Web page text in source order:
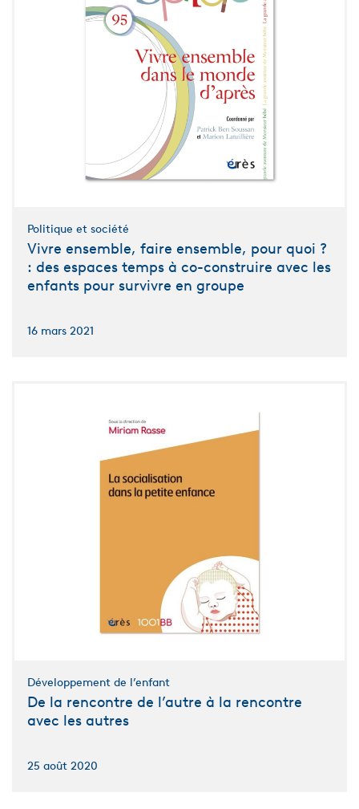
Politique et société
Vivre ensemble, faire ensemble, pour quoi ?
: des espaces temps à co-construire avec les
enfants pour survivre en groupe
16 mars 2021
Développement de l’enfant
De la rencontre de l’autre à la rencontre
avec les autres
25 août 2020